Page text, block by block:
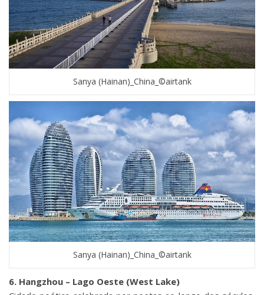
Sanya (Hainan)_China_©airtank
Sanya (Hainan)_China_©airtank
6. Hangzhou – Lago Oeste (West Lake)